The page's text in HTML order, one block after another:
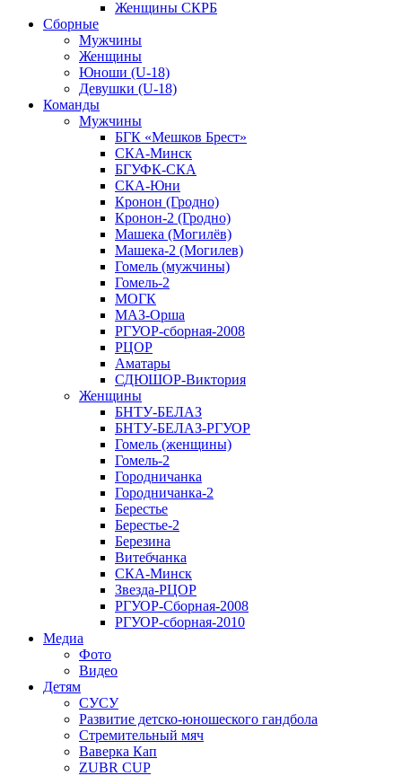
Женщины СКРБ
Сборные
Мужчины
Женщины
Юноши (U-18)
Девушки (U-18)
Команды
Мужчины
БГК «Мешков Брест»
СКА-Минск
БГУФК-СКА
СКА-Юни
Кронон (Гродно)
Кронон-2 (Гродно)
Машека (Могилёв)
Машека-2 (Могилев)
Гомель (мужчины)
Гомель-2
МОГК
МАЗ-Орша
РГУОР-сборная-2008
РЦОР
Аматары
СДЮШОР-Виктория
Женщины
БНТУ-БЕЛАЗ
БНТУ-БЕЛАЗ-РГУОР
Гомель (женщины)
Гомель-2
Городничанка
Городничанка-2
Берестье
Берестье-2
Березина
Витебчанка
СКА-Минск
Звезда-РЦОР
РГУОР-Сборная-2008
РГУОР-сборная-2010
Медиа
Фото
Видео
Детям
СУСУ
Развитие детско-юношеского гандбола
Стремительный мяч
Ваверка Кап
ZUBR CUP